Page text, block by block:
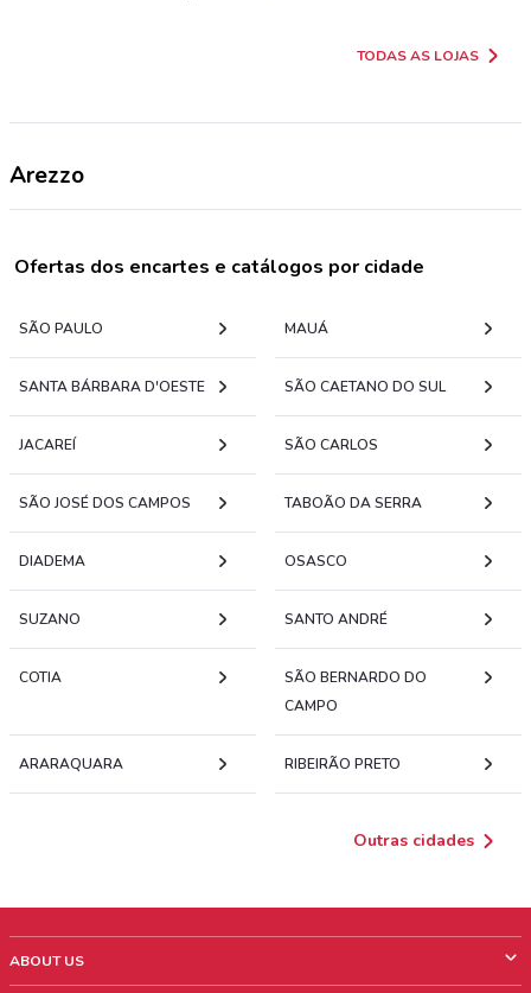
TODAS AS LOJAS
Arezzo
Ofertas dos encartes e catálogos por cidade
SÃO PAULO MAUÁ
SANTA BÁRBARA D'OESTE SÃO CAETANO DO SUL
JACAREÍ SÃO CARLOS
SÃO JOSÉ DOS CAMPOS TABOÃO DA SERRA
DIADEMA OSASCO
SUZANO SANTO ANDRÉ
COTIA
SÃO BERNARDO DO
CAMPO
ARARAQUARA RIBEIRÃO PRETO
Outras cidades
ABOUT US